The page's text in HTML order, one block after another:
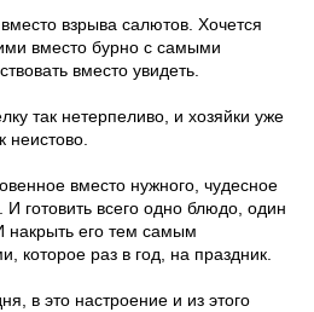
взрыва салютов. Хочется
вместо бурно с самыми
вместо увидеть.
так нетерпеливо, и хозяйки уже
неистово.
вместо нужного, чудесное
И готовить всего одно блюдо, один
накрыть его тем самым
которое раз в год, на праздник.
в это настроение и из этого